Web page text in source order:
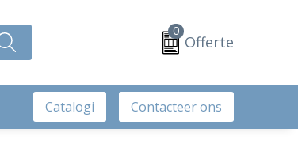
0
Offerte
Catalogi Contacteer ons